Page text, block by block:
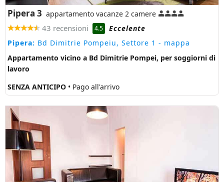
Pipera 3 appartamento vacanze 2 camere
43 recensioni 4.5
Eccelente
Pipera: Bd Dimitrie Pompeiu, Settore 1 - mappa
Appartamento vicino a Bd Dimitrie Pompei, per soggiorni di
lavoro
SENZA ANTICIPO • Pago all'arrivo